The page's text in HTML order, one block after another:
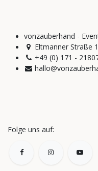
vonzauberhand -
Eltmanner Straße
+49 (0) 171 -
Folge uns auf: